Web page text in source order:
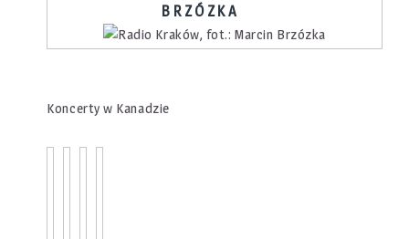
BRZÓZKA
Koncerty w Kanadzie